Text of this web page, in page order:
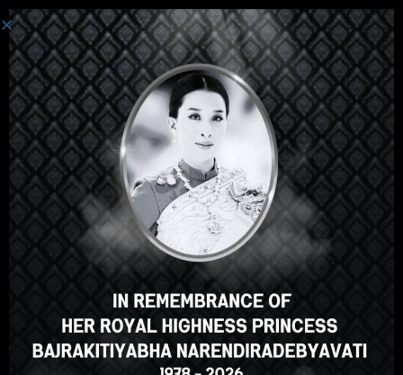
Авторизация
Привет, отличный курс,
правда? Вам нравится этот
курс?
ЗАЧИСЛЕНИЕ НА КУРС
Select your language
English ภาษาไทย